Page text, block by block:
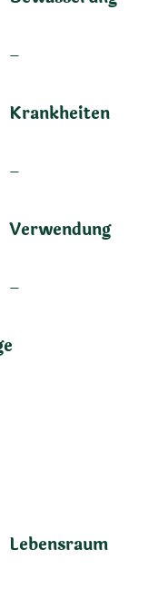
–
Krankheiten
–
Verwendung
–
Lebensraum